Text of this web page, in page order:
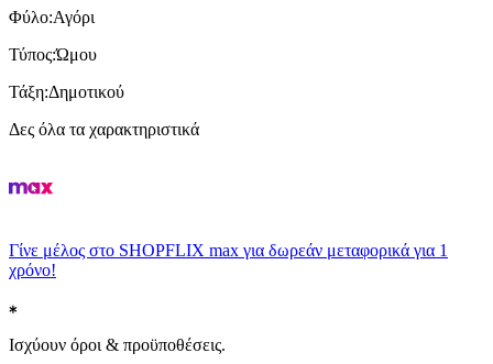
Φύλο:Αγόρι
Τύπος:Ώμου
Τάξη:Δημοτικού
Δες όλα τα χαρακτηριστικά
Γίνε μέλος στο SHOPFLIX max για δωρεάν μεταφορικά για 1
χρόνο!
Ισχύουν όροι & προϋποθέσεις.